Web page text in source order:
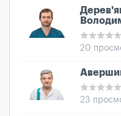
20
23